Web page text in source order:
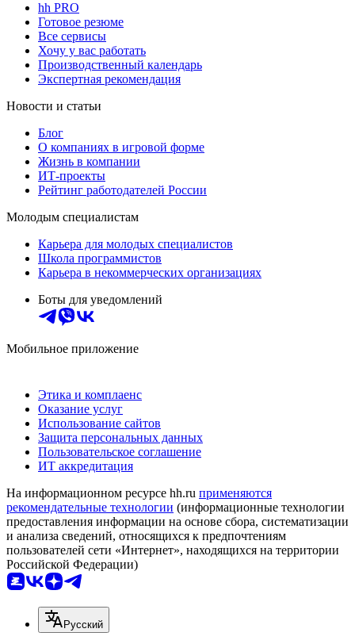
hh PRO
Готовое резюме
Все сервисы
Хочу у вас работать
Производственный календарь
Экспертная рекомендация
Новости и статьи
Блог
О компаниях в игровой форме
Жизнь в компании
ИТ-проекты
Рейтинг работодателей России
Молодым специалистам
Карьера для молодых специалистов
Школа программистов
Карьера в некоммерческих организациях
Боты для уведомлений
Мобильное приложение
Этика и комплаенс
Оказание услуг
Использование сайтов
Защита персональных данных
Пользовательское соглашение
ИТ аккредитация
На информационном ресурсе hh.ru применяются
рекомендательные технологии (информационные технологии
предоставления информации на основе сбора, систематизации
и анализа сведений, относящихся к предпочтениям
пользователей сети «Интернет», находящихся на территории
Российской Федерации)
Русский